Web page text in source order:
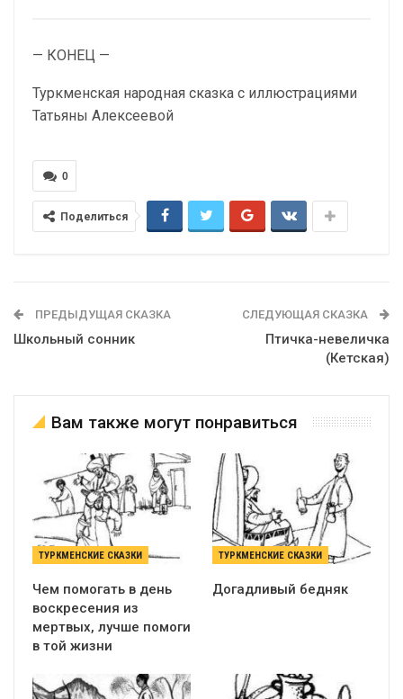
— КОНЕЦ —
Туркменская народная сказка с иллюстрациями
Татьяны Алексеевой
0
Поделиться
ПРЕДЫДУЩАЯ СКАЗКА
Школьный сонник
СЛЕДУЮЩАЯ СКАЗКА
Птичка-невеличка
(Кетская)
Вам также могут понравиться
ТУРКМЕНСКИЕ СКАЗКИ
Чем помогать в день
воскресения из
мертвых, лучше помоги
в той жизни
ТУРКМЕНСКИЕ СКАЗКИ
Догадливый бедняк